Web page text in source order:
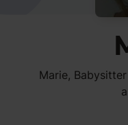
Marie,